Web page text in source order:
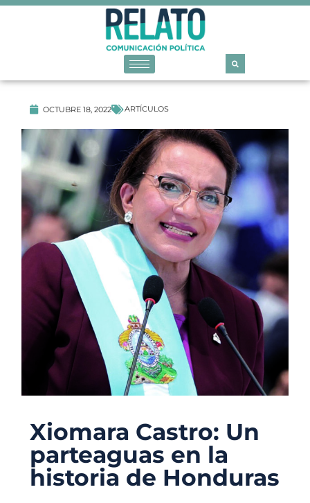
OCTUBRE 18, 2022 ARTÍCULOS
Xiomara Castro: Un
parteaguas en la
historia de Honduras